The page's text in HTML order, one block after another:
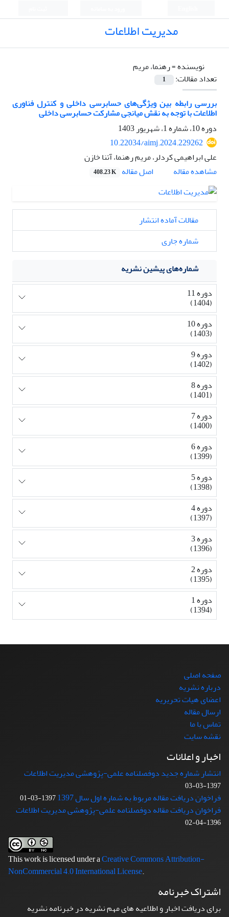
مدیریت اطلاعات
نویسنده =رهنما، مریم
تعداد مقالات:
1
بررسی رابطه بین ویژگی‌های حسابرسی داخلی و کنترل‌ فناوری
اطلاعات با توجه به نقش میانجی مشارکت حسابرسی داخلی
دوره 10، شماره 1، شهریور 1403
10.22034/aimj.2024.229262
علی ابراهیمی کردلر، مریم رهنما، آتنا خازن
مشاهده مقاله
اصل مقاله 408.23 K
مقالات آماده انتشار
شماره جاری
شماره‌های پیشین نشریه
دوره 11
(1404)
دوره 10
(1403)
دوره 9
(1402)
دوره 8
(1401)
دوره 7
(1400)
دوره 6
(1399)
دوره 5
(1398)
دوره 4
(1397)
دوره 3
(1396)
دوره 2
(1395)
دوره 1
(1394)
صفحه اصلی
درباره نشریه
اعضای هیات تحریریه
ارسال مقاله
تماس با ما
نقشه سایت
اخبار و اعلانات
انتشار شماره جدید دوفصلنامه علمی-پژوهشی مدیریت اطلاعات
1397-03-03
فراخوان دریافت مقاله مربوط به شماره اول سال 1397 1397-03-01
فراخوان دریافت مقاله دوفصلنامه علمی-پژوهشی مدیریت اطلاعات
1396-04-02
This work is licensed under aCreative Commons Attribution-
NonCommercial 4.0 International License.
اشتراک خبرنامه
برای دریافت اخبار و اطلاعیه های مهم نشریه در خبرنامه نشریه